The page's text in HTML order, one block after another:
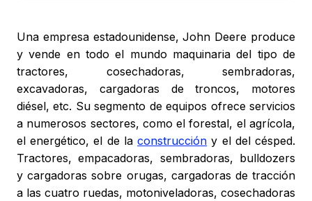
Una empresa estadounidense, John Deere produce
y vende en todo el mundo maquinaria del tipo de
tractores, cosechadoras, sembradoras,
excavadoras, cargadoras de troncos, motores
diésel, etc. Su segmento de equipos ofrece servicios
a numerosos sectores, como el forestal, el agrícola,
el energético, el de laconstrucción y el del césped.
Tractores, empacadoras, sembradoras, bulldozers
y cargadoras sobre orugas, cargadoras de tracción
a las cuatro ruedas, motoniveladoras, cosechadoras